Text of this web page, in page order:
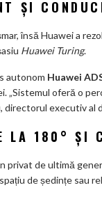
ȘI
însă Huawei a
Huawei Turing.
autonom Huawei
„Sistemul oferă o
directorul executiv al
LA 180° ȘI
de ultimă
de ședințe sau